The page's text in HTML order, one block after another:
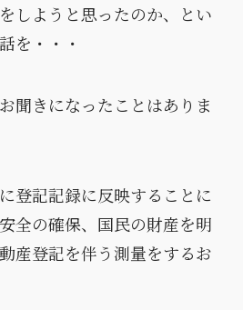
しようと思ったのか、とい
を・・・
聞きになったことはありま
登記記録に反映することに
全の確保、国民の財産を明
産登記を伴う測量をするお